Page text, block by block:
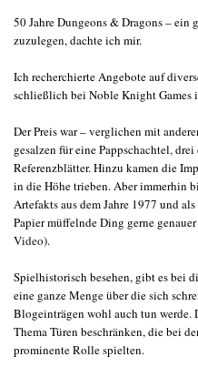
50 Jahre Dungeons & Dragons – ein
zuzulegen, dachte ich mir.
Ich recherchierte Angebote auf
schließlich bei Noble Knight Games
Der Preis war – verglichen mit
gesalzen für eine Pappschachtel,
Referenzblätter. Hinzu kamen die
in die Höhe trieben. Aber immerhin
Artefakts aus dem Jahre 1977 und
Papier müffelnde Ding gerne
Video).
Spielhistorisch besehen, gibt es bei
eine ganze Menge über die sich
Blogeinträgen wohl auch tun werde.
Thema Türen beschränken, die bei
prominente Rolle spielten.